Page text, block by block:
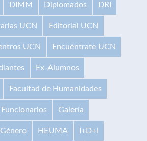
DIMM Diplomados DRI
UCN Editorial UCN
UCN Encuéntrate UCN
Ex-Alumnos
Facultad de Humanidades
Funcionarios Galería
Género HEUMA I+D+i